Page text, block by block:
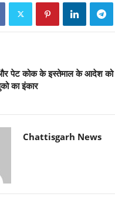
पेट कोक के इस्तेमाल के आदेश को
का इंकार
Chattisgarh News